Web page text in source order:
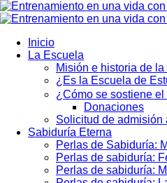
Inicio
La Escuela
Misión e historia de
¿Es la Escuela de
¿Cómo se sostiene el
Donaciones
Solicitud de admisión
Sabiduría Eterna
Perlas de Sabiduría:
Perlas de sabiduría:
Perlas de sabiduría: